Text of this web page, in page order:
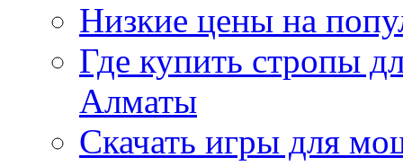
Низкие цены на
Где купить стропы
Алматы
Скачать игры для